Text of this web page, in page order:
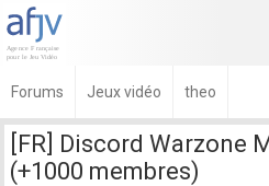
Forums Jeux vidéo theo
[FR] Discord Warzone
(+1000 membres)